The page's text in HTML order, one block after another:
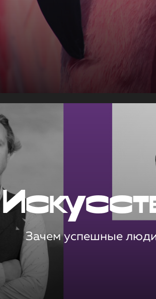
Зачем успешные люди